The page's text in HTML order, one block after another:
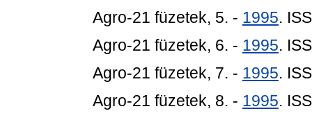
Agro-21 füzetek, 5. - 1995.
Agro-21 füzetek, 6. - 1995.
Agro-21 füzetek, 7. - 1995.
Agro-21 füzetek, 8. - 1995.